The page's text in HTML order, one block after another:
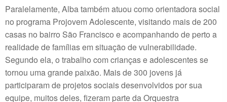
Paralelamente, Alba também atuou como orientadora social
no programa Projovem Adolescente, visitando mais de 200
casas no bairro São Francisco e acompanhando de perto a
realidade de famílias em situação de vulnerabilidade.
Segundo ela, o trabalho com crianças e adolescentes se
tornou uma grande paixão. Mais de 300 jovens já
participaram de projetos sociais desenvolvidos por sua
equipe, muitos deles, fizeram parte da Orquestra